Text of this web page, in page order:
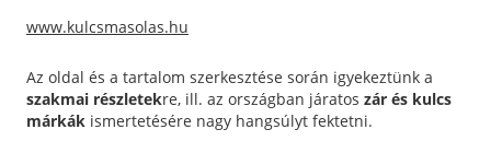
www.kulcsmasolas.hu
Az oldal és a tartalom szerkesztése során igyekeztünk a
szakmai részletekre, ill. az országban járatos zár és kulcs
márkák ismertetésére nagy hangsúlyt fektetni.